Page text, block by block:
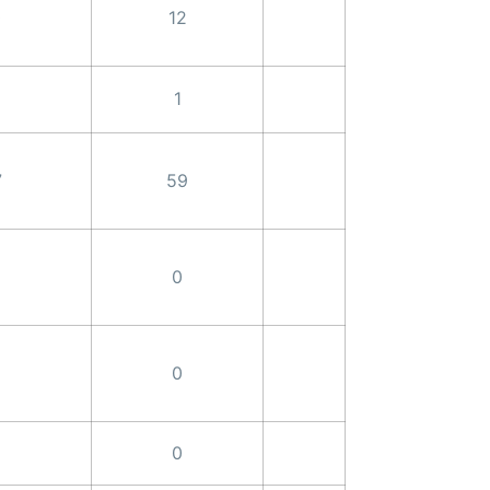
12
1
59
0
0
0